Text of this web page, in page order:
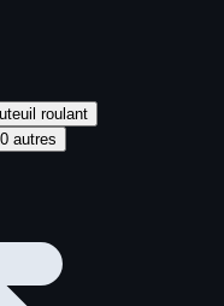
roulant
autres